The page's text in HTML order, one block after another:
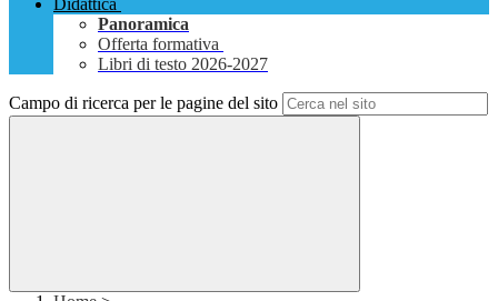
Didattica
Panoramica
Offerta formativa
Libri di testo 2026-2027
Campo di ricerca per le pagine del sito